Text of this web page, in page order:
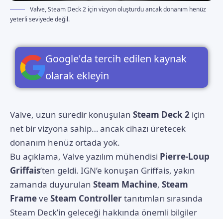
Valve, Steam Deck 2 için vizyon oluşturdu ancak donanım henüz
yeterli seviyede değil.
Google'da tercih edilen kaynak
olarak ekleyin
Valve, uzun süredir konuşulan Steam Deck 2 için
net bir vizyona sahip… ancak cihazı üretecek
donanım henüz ortada yok.
Bu açıklama, Valve yazılım mühendisi Pierre-Loup
Griffais’ten geldi. IGN’e konuşan Griffais, yakın
zamanda duyurulan Steam Machine, Steam
Frameve Steam Controllertanıtımları sırasında
Steam Deck’in geleceği hakkında önemli bilgiler